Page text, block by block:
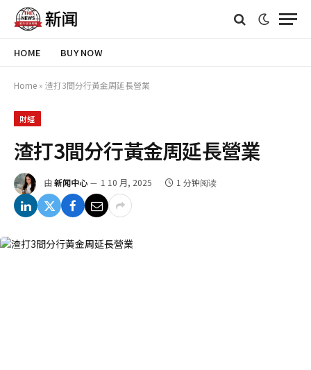
HOME BUY NOW
Home » 渣打3間分行黃金周延長營業
財經
渣打3間分行黃金周延長營業
由 新闻中心 1 10 月, 2025 1 分钟阅读